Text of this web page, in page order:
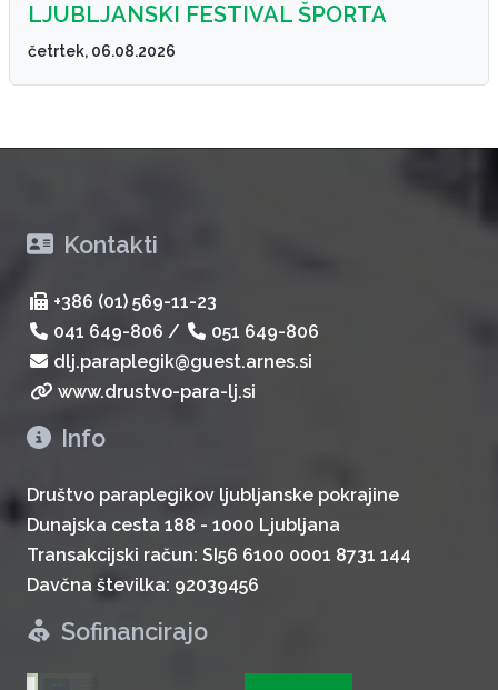
LJUBLJANSKI FESTIVAL ŠPORTA
četrtek, 06.08.2026
Kontakti
+386 (01) 569-11-23
041 649-806 /
051 649-806
dlj.paraplegik@guest.arnes.si
www.drustvo-para-lj.si
Info
Društvo paraplegikov ljubljanske pokrajine
Dunajska cesta 188 - 1000 Ljubljana
Transakcijski račun: SI56 6100 0001 8731 144
Davčna številka: 92039456
Sofinancirajo